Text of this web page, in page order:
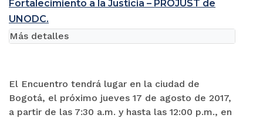
Fortalecimiento a la Justicia – PROJUST de
UNODC.
El Encuentro tendrá lugar en la ciudad de
Bogotá, el próximo jueves 17 de agosto de 2017,
a partir de las 7:30 a.m. y hasta las 12:00 p.m., en
Más detalles